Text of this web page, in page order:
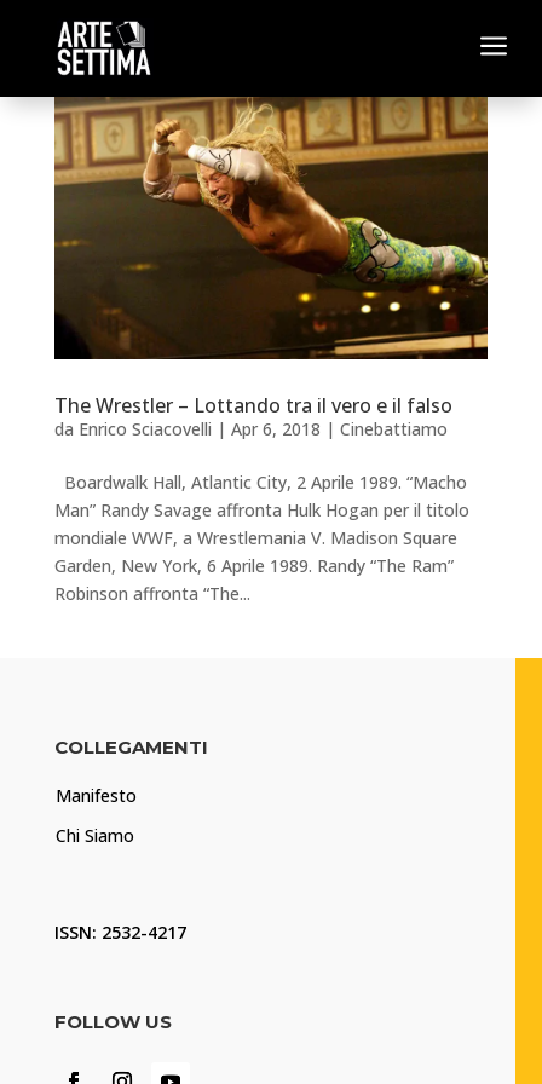
a
The Wrestler – Lottando tra il vero e il falso
da Enrico Sciacovelli | Apr 6, 2018 | Cinebattiamo
Boardwalk Hall, Atlantic City, 2 Aprile 1989. “Macho
Man” Randy Savage affronta Hulk Hogan per il titolo
mondiale WWF, a Wrestlemania V. Madison Square
Garden, New York, 6 Aprile 1989. Randy “The Ram”
Robinson affronta “The...
COLLEGAMENTI
Manifesto
Chi Siamo
ISSN: 2532-4217
FOLLOW US